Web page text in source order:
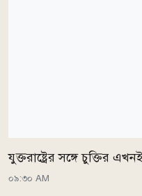
যুক্তরাষ্ট্রের সঙ্গে চুক্তির
০৯:৩০ AM